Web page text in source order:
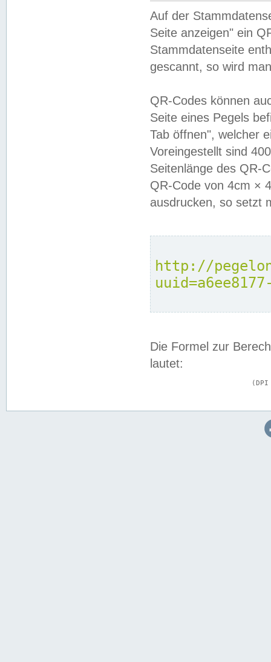
Auf der
Seite anzeigen" ein
Stammdatenseite
gescannt, so wird
QR-Codes können
Seite eines Pegels
Tab öffnen", welcher
Voreingestellt sind
Seitenlänge des QR-
QR-Code von 4cm ×
ausdrucken, so setzt
http://
Die Formel zur
lautet: